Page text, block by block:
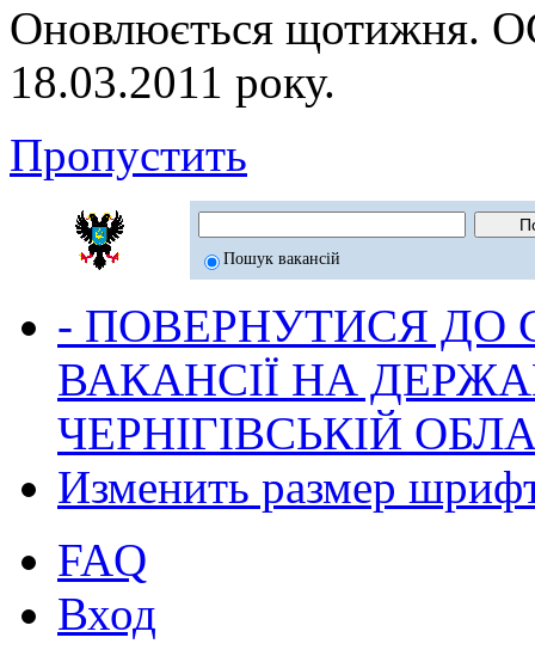
Оновлюється
18.03.2011 року.
Пропустить
Пошук вакансій
- ПОВЕРНУТИСЯ ДО
ВАКАНСІЇ НА
ЧЕРНІГІВСЬКІЙ
Изменить размер
FAQ
Вход